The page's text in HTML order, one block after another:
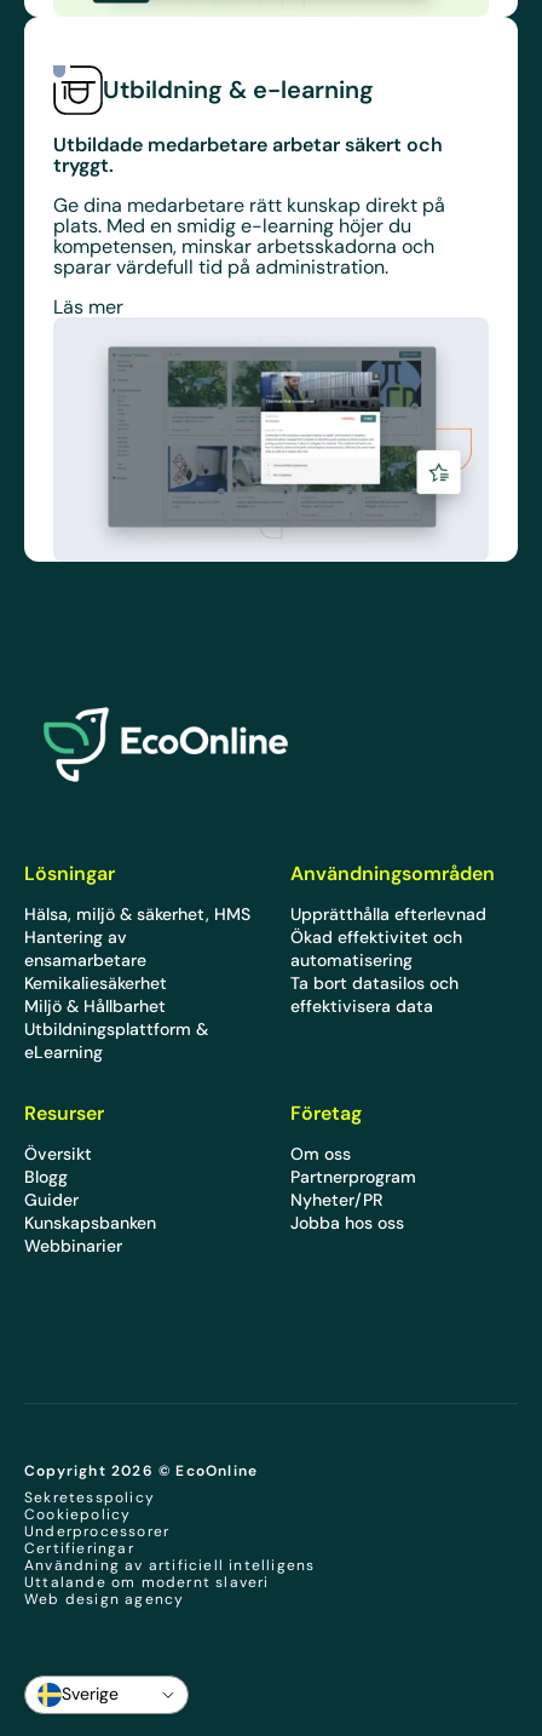
Utbildning & e-learning
Utbildade medarbetare arbetar säkert och
tryggt.
Ge dina medarbetare rätt kunskap direkt på
plats. Med en smidig e-learning höjer du
kompetensen, minskar arbetsskadorna och
sparar värdefull tid på administration.
Läs mer
Lösningar
Hälsa, miljö & säkerhet, HMS
Hantering av
ensamarbetare
Kemikaliesäkerhet
Miljö & Hållbarhet
Utbildningsplattform &
eLearning
Användningsområden
Upprätthålla efterlevnad
Ökad effektivitet och
automatisering
Ta bort datasilos och
effektivisera data
Resurser
Översikt
Blogg
Guider
Kunskapsbanken
Webbinarier
Företag
Om oss
Partnerprogram
Nyheter/PR
Jobba hos oss
Copyright 2026 © EcoOnline
Sekretesspolicy
Cookiepolicy
Underprocessorer
Certifieringar
Användning av artificiell intelligens
Uttalande om modernt slaveri
Web design agency
Sverige